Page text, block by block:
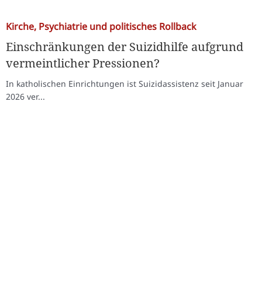
Kirche, Psychiatrie und politisches Rollback
Einschränkungen der Suizidhilfe aufgrund
vermeintlicher Pressionen?
In katholischen Einrichtungen ist Suizidassistenz seit Januar
2026 ver...